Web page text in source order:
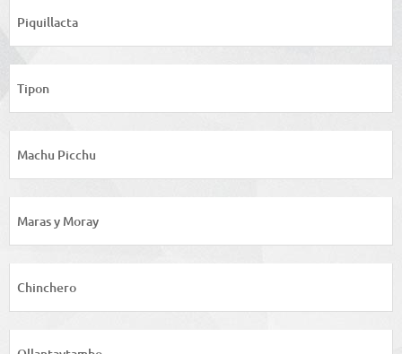
Piquillacta
Tipon
Machu Picchu
Maras y Moray
Chinchero